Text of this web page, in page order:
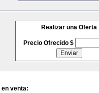
Realizar una Oferta
Precio Ofrecido $
venta: